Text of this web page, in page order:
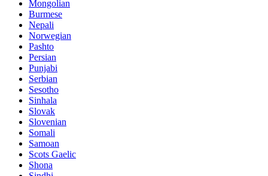
Mongolian
Burmese
Nepali
Norwegian
Pashto
Persian
Punjabi
Serbian
Sesotho
Sinhala
Slovak
Slovenian
Somali
Samoan
Scots Gaelic
Shona